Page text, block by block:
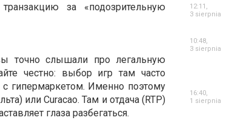
за «подозрительную
точно слышали про легальную
честно: выбор игр там часто
с гипермаркетом. Именно поэтому
или Curacao. Там и отдача (RTP)
глаза разбегаться.
12:11,
3 sierpnia
10:48,
3 sierpnia
16:40,
1 sierpnia